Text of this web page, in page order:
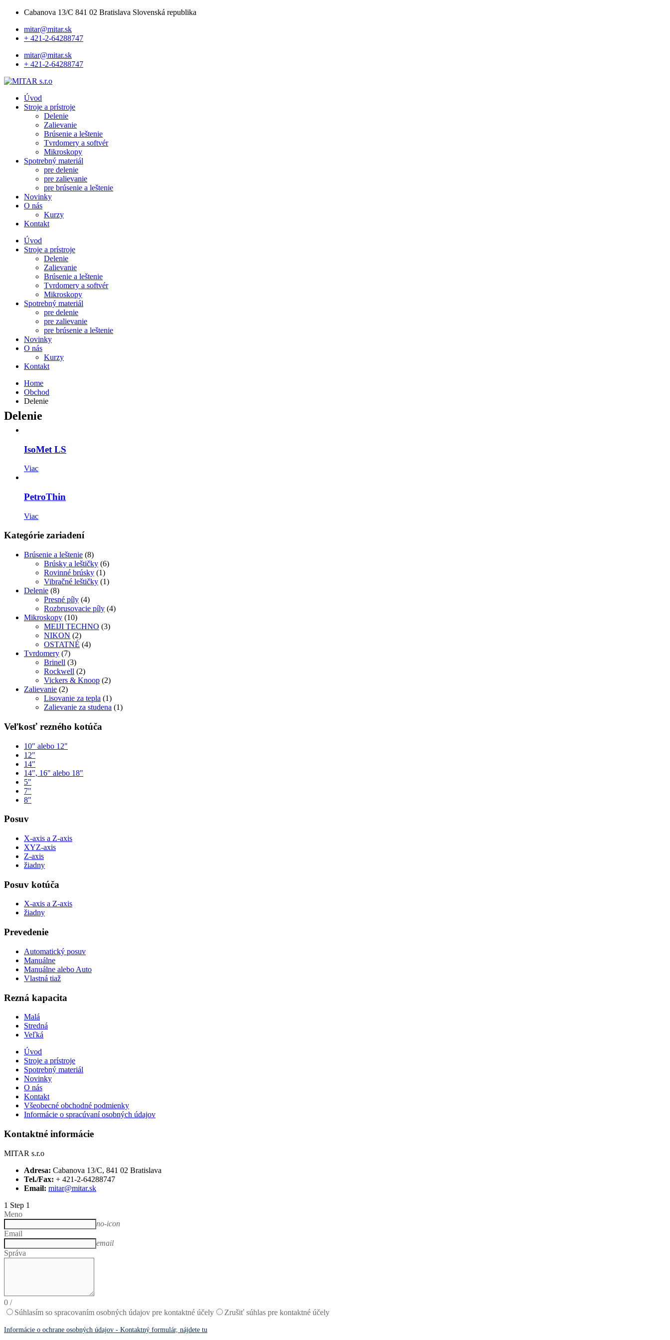
Cabanova 13/C 841 02 Bratislava Slovenská republika
mitar@mitar.sk
+ 421-2-64288747
mitar@mitar.sk
+ 421-2-64288747
Úvod
Stroje a prístroje
Delenie
Zalievanie
Brúsenie a leštenie
Tvrdomery a softvér
Mikroskopy
Spotrebný materiál
pre delenie
pre zalievanie
pre brúsenie a leštenie
Novinky
O nás
Kurzy
Kontakt
Úvod
Stroje a prístroje
Delenie
Zalievanie
Brúsenie a leštenie
Tvrdomery a softvér
Mikroskopy
Spotrebný materiál
pre delenie
pre zalievanie
pre brúsenie a leštenie
Novinky
O nás
Kurzy
Kontakt
Home
Obchod
Delenie
Delenie
IsoMet LS
Viac
PetroThin
Viac
Kategórie zariadení
Brúsenie a leštenie (8)
Brúsky a leštičky (6)
Rovinné brúsky (1)
Vibračné leštičky (1)
Delenie (8)
Presné píly (4)
Rozbrusovacie píly (4)
Mikroskopy (10)
MEIJI TECHNO (3)
NIKON (2)
OSTATNÉ (4)
Tvrdomery (7)
Brinell (3)
Rockwell (2)
Vickers & Knoop (2)
Zalievanie (2)
Lisovanie za tepla (1)
Zalievanie za studena (1)
Veľkosť rezného kotúča
10" alebo 12"
12"
14"
14", 16" alebo 18"
5"
7"
8"
Posuv
X-axis a Z-axis
XYZ-axis
Z-axis
žiadny
Posuv kotúča
X-axis a Z-axis
žiadny
Prevedenie
Automatický posuv
Manuálne
Manuálne alebo Auto
Vlastná tiaž
Rezná kapacita
Malá
Stredná
Veľká
Úvod
Stroje a prístroje
Spotrebný materiál
Novinky
O nás
Kontakt
Všeobecné obchodné podmienky
Informácie o spracúvaní osobných údajov
Kontaktné informácie
MITAR s.r.o
Adresa: Cabanova 13/C, 841 02 Bratislava
Tel./Fax: + 421-2-64288747
Email: mitar@mitar.sk
1 Step 1
Meno
no-icon
Email
email
Správa
0 /
Súhlasím so spracovaním osobných údajov pre kontaktné účely
Zrušiť súhlas pre kontaktné účely
Informácie o ochrane osobných údajov - Kontaktný formulár, nájdete tu